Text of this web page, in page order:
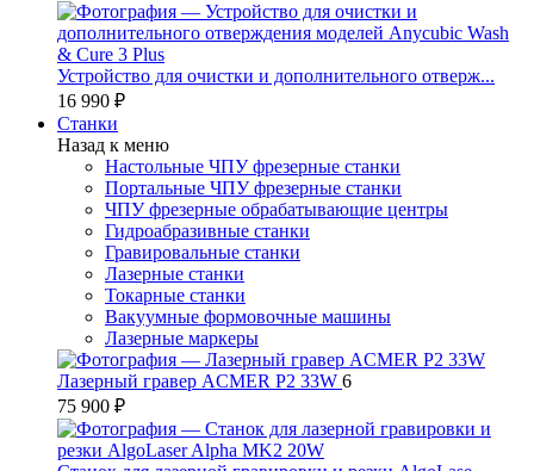
Устройство для очистки и дополнительного отверж...
16 990 ₽
Станки
Назад к меню
Настольные ЧПУ фрезерные станки
Портальные ЧПУ фрезерные станки
ЧПУ фрезерные обрабатывающие центры
Гидроабразивные станки
Гравировальные станки
Лазерные станки
Токарные станки
Вакуумные формовочные машины
Лазерные маркеры
Лазерный гравер ACMER P2 33W 6
75 900 ₽